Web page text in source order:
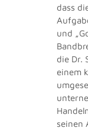
dass
und
die Dr.
einem
seinen